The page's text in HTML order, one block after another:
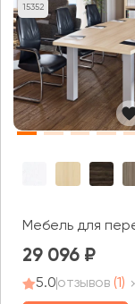
15352
Мебель для
29 096
5.0отзывов (1)